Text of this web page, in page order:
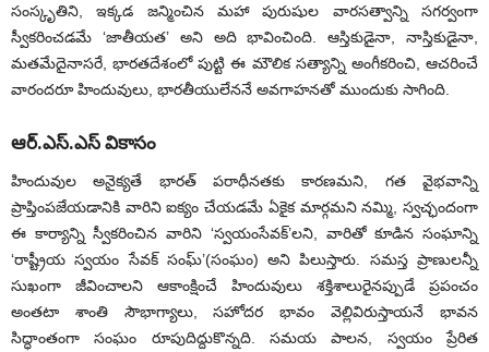
సంస్కృతిని, ఇక్కడ జన్మించిన మహా పురుషుల వారసత్వాన్ని సగర్వంగా
స్వీకరించడమే ‘జాతీయత’ అని అది భావించింది. ఆస్తికుడైనా, నాస్తికుడైనా,
మతమేదైనాసరే, భారతదేశంలో పుట్టి ఈ మౌలిక సత్యాన్ని అంగీకరించి, ఆచరించే
వారందరూ హిందువులు, భారతీయులేననే అవగాహనతో ముందుకు సాగింది.
ఆర్‌.ఎస్‌.ఎస్‌ వికాసం
హిందువుల అనైక్యతే భారత్‌ పరాధీనతకు కారణమని, గత వైభవాన్ని
ప్రాప్తింపజేయడానికి వారిని ఐక్యం చేయడమే ఏకైక మార్గమని నమ్మి, స్వచ్ఛందంగా
ఈ కార్యాన్ని స్వీకరించిన వారిని ‘స్వయంసేవక్‌’లని, వారితో కూడిన సంఘాన్ని
‘రాష్ట్రీయ స్వయం సేవక్‌ సంఘ్‌’(సంఘం) అని పిలుస్తారు. సమస్త ప్రాణులన్నీ
సుఖంగా జీవించాలని ఆకాంక్షించే హిందువులు శక్తిశాలురైనప్పుడే ప్రపంచం
అంతటా శాంతి సౌభాగ్యాలు, సహోదర భావం వెల్లివిరుస్తాయనే భావన
సిద్ధాంతంగా సంఘం రూపుదిద్దుకొన్నది. సమయ పాలన, స్వయం ప్రేరిత